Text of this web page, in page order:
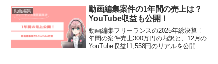
に信頼される「4つの鉄則」など、未経験
から在宅ワークを叶えるためのリアルな
ノウハウを凝縮しました。
動画編集
動画編集案件の1年間の売上は？
YouTube収益も公開！
動画編集フリーランスの2025年総決算！
年間の案件売上300万円の内訳と、12月の
YouTube収益11,558円のリアルを公開し